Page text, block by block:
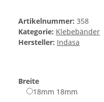
Artikelnummer: 358
Kategorie: Klebebänder
Hersteller: Indasa
Breite
18mm 18mm